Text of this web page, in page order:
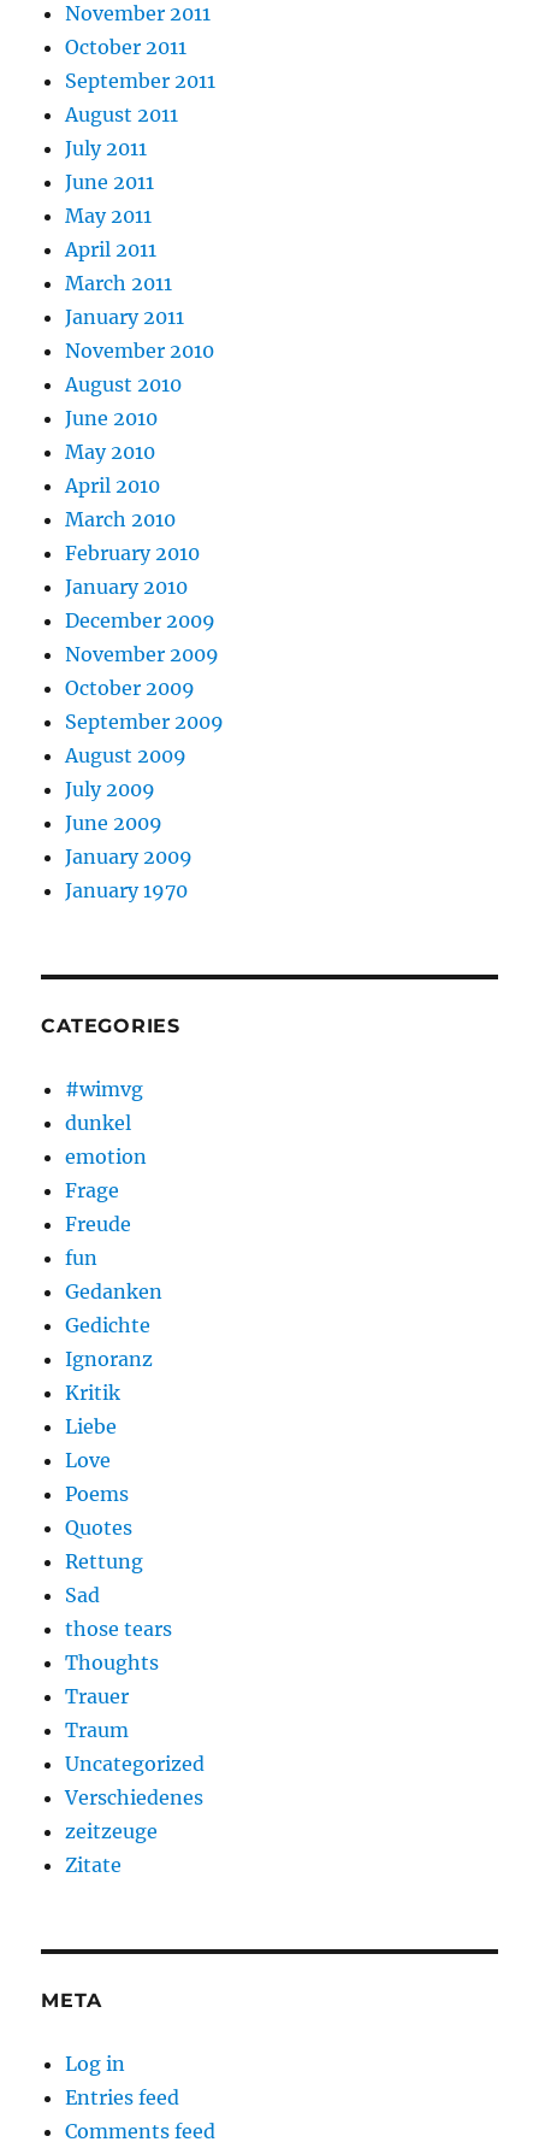
November 2011
October 2011
September 2011
August 2011
July 2011
June 2011
May 2011
April 2011
March 2011
January 2011
November 2010
August 2010
June 2010
May 2010
April 2010
March 2010
February 2010
January 2010
December 2009
November 2009
October 2009
September 2009
August 2009
July 2009
June 2009
January 2009
January 1970
CATEGORIES
#wimvg
dunkel
emotion
Frage
Freude
fun
Gedanken
Gedichte
Ignoranz
Kritik
Liebe
Love
Poems
Quotes
Rettung
Sad
those tears
Thoughts
Trauer
Traum
Uncategorized
Verschiedenes
zeitzeuge
Zitate
META
Log in
Entries feed
Comments feed